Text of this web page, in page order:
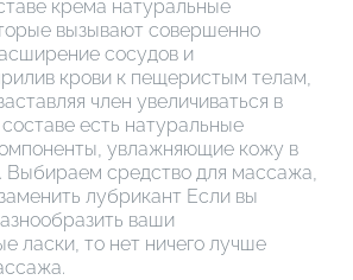
крема натуральные
вызывают совершенно
сосудов и
крови к пещеристым телам,
член увеличиваться в
есть натуральные
увлажняющие кожу в
Выбираем средство для массажа,
лубрикант Если вы
ваши
ласки, то нет ничего лучше